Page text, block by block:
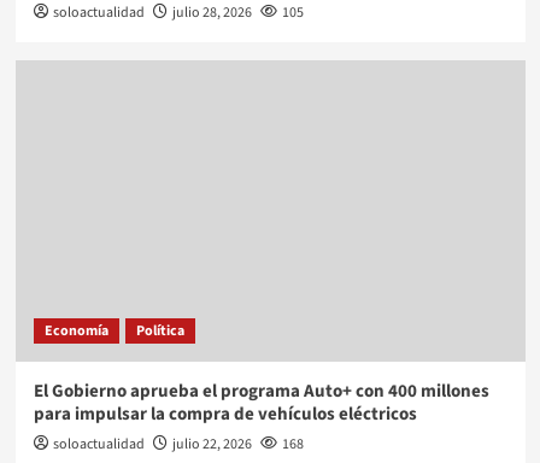
soloactualidad julio 28, 2026 105
Economía Política
El Gobierno aprueba el programa Auto+ con 400 millones
para impulsar la compra de vehículos eléctricos
soloactualidad julio 22, 2026 168